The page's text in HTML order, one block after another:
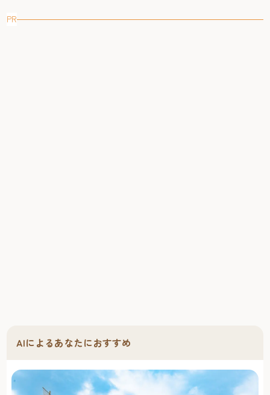
PR
AIによるあなたにおすすめ